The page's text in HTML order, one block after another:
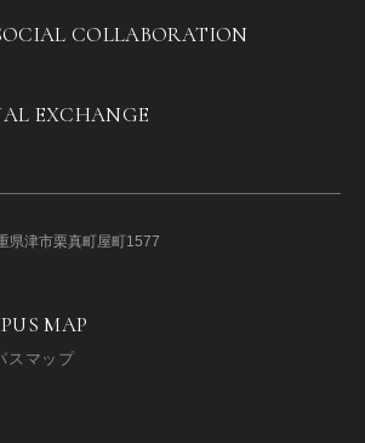
COLLABORATION
EXCHANGE
県津市栗真町屋町1577
MAP
スマップ